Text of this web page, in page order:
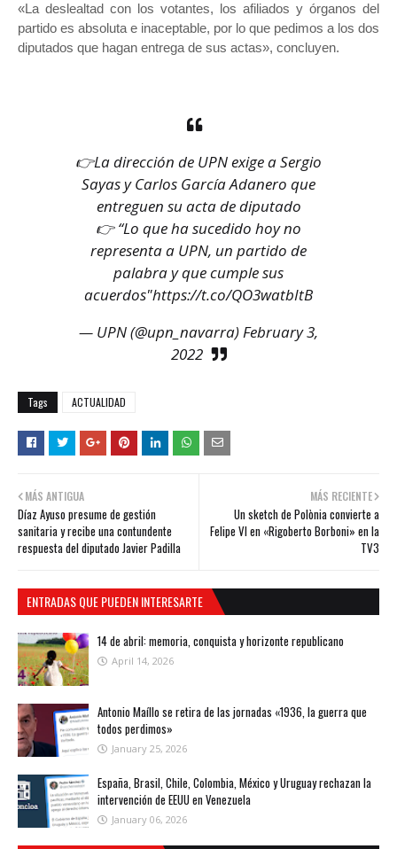
«La deslealtad con los votantes, los afiliados y órganos del
partido es absoluta e inaceptable, por lo que pedimos a los dos
diputados que hagan entrega de sus actas», concluyen.
👉La dirección de UPN exige a Sergio
Sayas y Carlos García Adanero que
entreguen su acta de diputado
👉 “Lo que ha sucedido hoy no
representa a UPN, un partido de
palabra y que cumple sus
acuerdos"https://t.co/QO3watbItB
— UPN (@upn_navarra)February 3,
2022
Tags ACTUALIDAD
MÁS RECIENTE
Un sketch de Polònia convierte a
Felipe VI en «Rigoberto Borboni» en la
TV3
MÁS ANTIGUA
Díaz Ayuso presume de gestión
sanitaria y recibe una contundente
respuesta del diputado Javier Padilla
ENTRADAS QUE PUEDEN INTERESARTE
14 de abril: memoria, conquista y horizonte republicano
April 14, 2026
Antonio Maíllo se retira de las jornadas «1936, la guerra que
todos perdimos»
January 25, 2026
España, Brasil, Chile, Colombia, México y Uruguay rechazan la
intervención de EEUU en Venezuela
January 06, 2026